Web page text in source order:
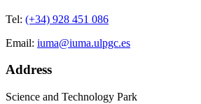
Tel: (+34) 928 451 086
Email: iuma@iuma.ulpgc.es
Address
Science and Technology Park